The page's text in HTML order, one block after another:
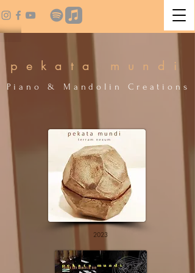
p e k a t a m u n d i
P i a n o & M a n d o l i n C r e a t i o n s
2023